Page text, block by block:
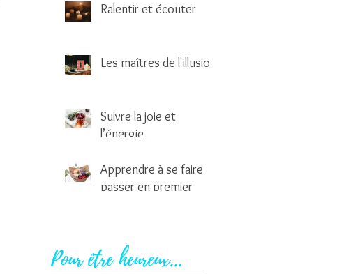
Ralentir et écouter
Les maîtres de l'illusion
Suivre la joie et
l’énergie.
Apprendre à se faire
passer en premier
Pour être heureux...